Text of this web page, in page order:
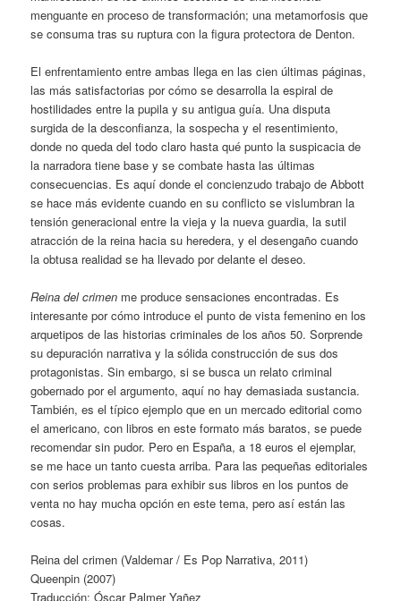
menguante en proceso de transformación; una metamorfosis que
se consuma tras su ruptura con la figura protectora de Denton.
El enfrentamiento entre ambas llega en las cien últimas páginas,
las más satisfactorias por cómo se desarrolla la espiral de
hostilidades entre la pupila y su antigua guía. Una disputa
surgida de la desconfianza, la sospecha y el resentimiento,
donde no queda del todo claro hasta qué punto la suspicacia de
la narradora tiene base y se combate hasta las últimas
consecuencias. Es aquí donde el concienzudo trabajo de Abbott
se hace más evidente cuando en su conflicto se vislumbran la
tensión generacional entre la vieja y la nueva guardia, la sutil
atracción de la reina hacia su heredera, y el desengaño cuando
la obtusa realidad se ha llevado por delante el deseo.
Reina del crimen me produce sensaciones encontradas. Es
interesante por cómo introduce el punto de vista femenino en los
arquetipos de las historias criminales de los años 50. Sorprende
su depuración narrativa y la sólida construcción de sus dos
protagonistas. Sin embargo, si se busca un relato criminal
gobernado por el argumento, aquí no hay demasiada sustancia.
También, es el típico ejemplo que en un mercado editorial como
el americano, con libros en este formato más baratos, se puede
recomendar sin pudor. Pero en España, a 18 euros el ejemplar,
se me hace un tanto cuesta arriba. Para las pequeñas editoriales
con serios problemas para exhibir sus libros en los puntos de
venta no hay mucha opción en este tema, pero así están las
cosas.
Reina del crimen (Valdemar / Es Pop Narrativa, 2011)
Queenpin (2007)
Traducción: Óscar Palmer Yañez